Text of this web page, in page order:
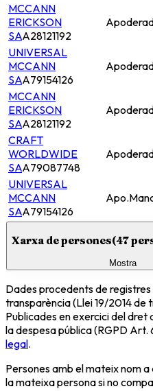
MCCANN
ERICKSON
SAA28121192
UNIVERSAL
MCCANN
SAA79154126
MCCANN
ERICKSON
SAA28121192
CRAFT
WORLDWIDE
SAA79087748
UNIVERSAL
MCCANN
SAA79154126
Xarxa de persones(47
Mostra
Dades procedents de
transparència (Llei 19/2014 de
Publicades en exercici del
la despesa pública (RGPD Art.
legal.
Persones amb el mateix nom
la mateixa persona si no